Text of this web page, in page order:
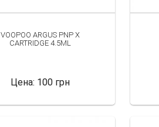
VOOPOO ARGUS PNP X
CARTRIDGE 4.5ML
Цена: 100 грн